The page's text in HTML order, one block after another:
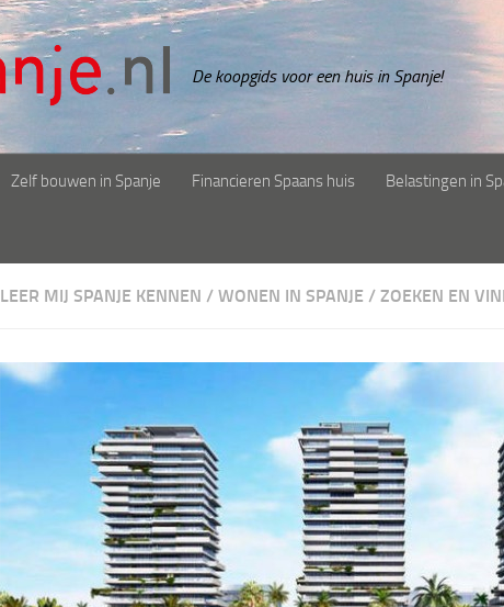
De koopgids voor een huis in Spanje!
Zelf bouwen in Spanje Financieren Spaans huis Belastingen in
LEER MIJ SPANJE KENNEN / WONEN IN SPANJE / ZOEKEN EN